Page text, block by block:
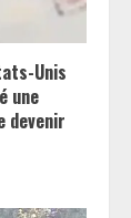
Unis
une
devenir